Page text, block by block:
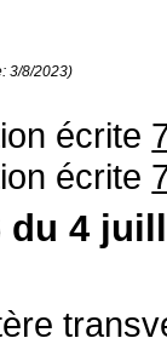
3/8/2023)
écrite
écrite
du 4